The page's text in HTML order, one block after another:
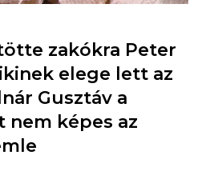
zakókra Peter
elege lett az
Gusztáv a
képes az